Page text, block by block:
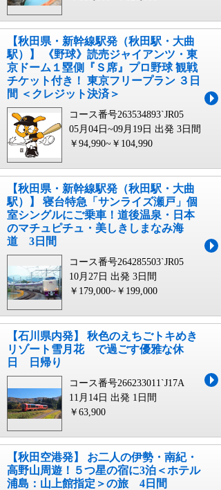
【秋田県・新幹線駅発（秋田駅・大曲
駅）】 《野球》読売ジャイアンツ・東
京ドーム１塁側『Ｓ席』プロ野球 観戦
チケット付き！ 東京フリープラン ３日
間 ＜クレジット決済＞
コース番号263534893`JR05
05月04日~09月19日 出発 3日間
￥94,990~￥104,990
【秋田県・新幹線駅発（秋田駅・大曲
駅）】 寝台特急「サンライズ瀬戸」個
室シングルにご乗車！道後温泉・日本
のマチュピチュ・美しきしまなみ海
道 3日間
コース番号264285503`JR05
10月27日 出発 3日間
￥179,000~￥199,000
【石川県内発】 秋色のえちごトキめき
リゾート雪月花 で過ごす優雅な休
日 日帰り
コース番号266233011`J17A
11月14日 出発 1日間
￥63,900
【秋田空港発】 お二人の伊勢・南紀・
高野山周遊！５つ星の宿に3泊＜ホテル
浦島：山上館指定＞の旅 4日間